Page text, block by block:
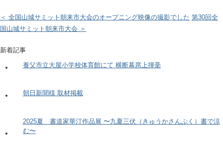
＜ 全国山城サミット朝来市大会のオープニング映像の撮影でした 第30回全
国山城サミット朝来市大会 ＞
新着記事
養父市立大屋小学校体育館にて 横断幕席上揮毫
朝日新聞様 取材掲載
2025夏 書道家華汀作品展 〜九夏三伏（きゅうかさんぷく）書で涼
む〜